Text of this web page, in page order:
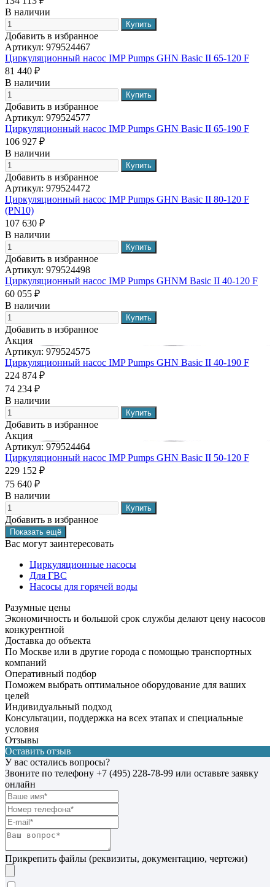
В наличии
Добавить в избранное
Артикул: 979524467
Циркуляционный насос IMP Pumps GHN Basic II 65-120 F
81 440 ₽
В наличии
Добавить в избранное
Артикул: 979524577
Циркуляционный насос IMP Pumps GHN Basic II 65-190 F
106 927 ₽
В наличии
Добавить в избранное
Артикул: 979524472
Циркуляционный насос IMP Pumps GHN Basic II 80-120 F
(PN10)
107 630 ₽
В наличии
Добавить в избранное
Артикул: 979524498
Циркуляционный насос IMP Pumps GHNM Basic II 40-120 F
60 055 ₽
В наличии
Добавить в избранное
Акция
Артикул: 979524575
Циркуляционный насос IMP Pumps GHN Basic II 40-190 F
224 874 ₽
74 234 ₽
В наличии
Добавить в избранное
Акция
Артикул: 979524464
Циркуляционный насос IMP Pumps GHN Basic II 50-120 F
229 152 ₽
75 640 ₽
В наличии
Добавить в избранное
Вас могут заинтересовать
Циркуляционные насосы
Для ГВС
Насосы для горячей воды
Разумные цены
Экономичность и большой срок службы делают цену насосов
конкурентной
Доставка до объекта
По Москве или в другие города с помощью транспортных
компаний
Оперативный подбор
Поможем выбрать оптимальное оборудование для ваших
целей
Индивидуальный подход
Консультации, поддержка на всех этапах и специальные
условия
Отзывы
Оставить отзыв
У вас остались вопросы?
Звоните по телефону +7 (495) 228-78-99 или оставьте заявку
онлайн
Прикрепить файлы (реквизиты, документацию, чертежи)